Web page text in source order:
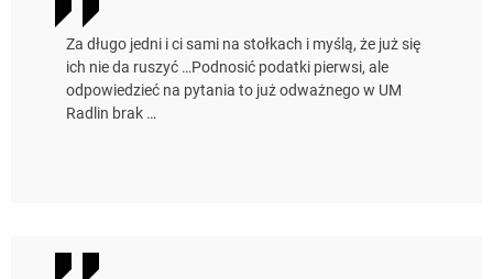
Za długo jedni i ci sami na stołkach i myślą, że już się
ich nie da ruszyć …Podnosić podatki pierwsi, ale
odpowiedzieć na pytania to już odważnego w UM
Radlin brak …